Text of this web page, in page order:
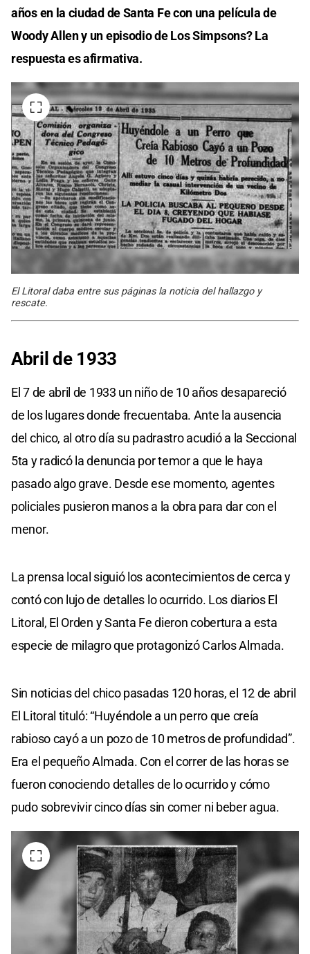
años en la ciudad de Santa Fe con una película de
Woody Allen y un episodio de Los Simpsons? La
respuesta es afirmativa.
El Litoral daba entre sus páginas la noticia del hallazgo y
rescate.
Abril de 1933
El 7 de abril de 1933 un niño de 10 años desapareció
de los lugares donde frecuentaba. Ante la ausencia
del chico, al otro día su padrastro acudió a la Seccional
5ta y radicó la denuncia por temor a que le haya
pasado algo grave. Desde ese momento, agentes
policiales pusieron manos a la obra para dar con el
menor.
La prensa local siguió los acontecimientos de cerca y
contó con lujo de detalles lo ocurrido. Los diarios El
Litoral, El Orden y Santa Fe dieron cobertura a esta
especie de milagro que protagonizó Carlos Almada.
Sin noticias del chico pasadas 120 horas, el 12 de abril
El Litoral tituló: “Huyéndole a un perro que creía
rabioso cayó a un pozo de 10 metros de profundidad”.
Era el pequeño Almada. Con el correr de las horas se
fueron conociendo detalles de lo ocurrido y cómo
pudo sobrevivir cinco días sin comer ni beber agua.